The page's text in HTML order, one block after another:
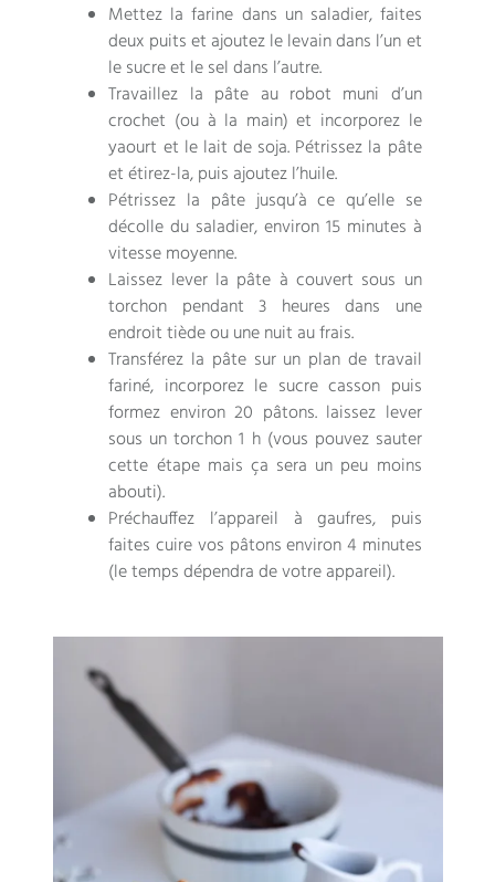
Mettez la farine dans un saladier, faites
deux puits et ajoutez le levain dans l’un et
le sucre et le sel dans l’autre.
Travaillez la pâte au robot muni d’un
crochet (ou à la main) et incorporez le
yaourt et le lait de soja. Pétrissez la pâte
et étirez-la, puis ajoutez l’huile.
Pétrissez la pâte jusqu’à ce qu’elle se
décolle du saladier, environ 15 minutes à
vitesse moyenne.
Laissez lever la pâte à couvert sous un
torchon pendant 3 heures dans une
endroit tiède ou une nuit au frais.
Transférez la pâte sur un plan de travail
fariné, incorporez le sucre casson puis
formez environ 20 pâtons. laissez lever
sous un torchon 1 h (vous pouvez sauter
cette étape mais ça sera un peu moins
abouti).
Préchauffez l’appareil à gaufres, puis
faites cuire vos pâtons environ 4 minutes
(le temps dépendra de votre appareil).